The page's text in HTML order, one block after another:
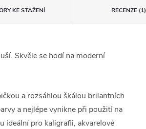
KE STAŽENÍ RECENZE (1)
Skvěle se hodí na moderní
a rozsáhlou škálou brilantních
a nejlépe vynikne při použití na
ideální pro kaligrafii, akvarelové